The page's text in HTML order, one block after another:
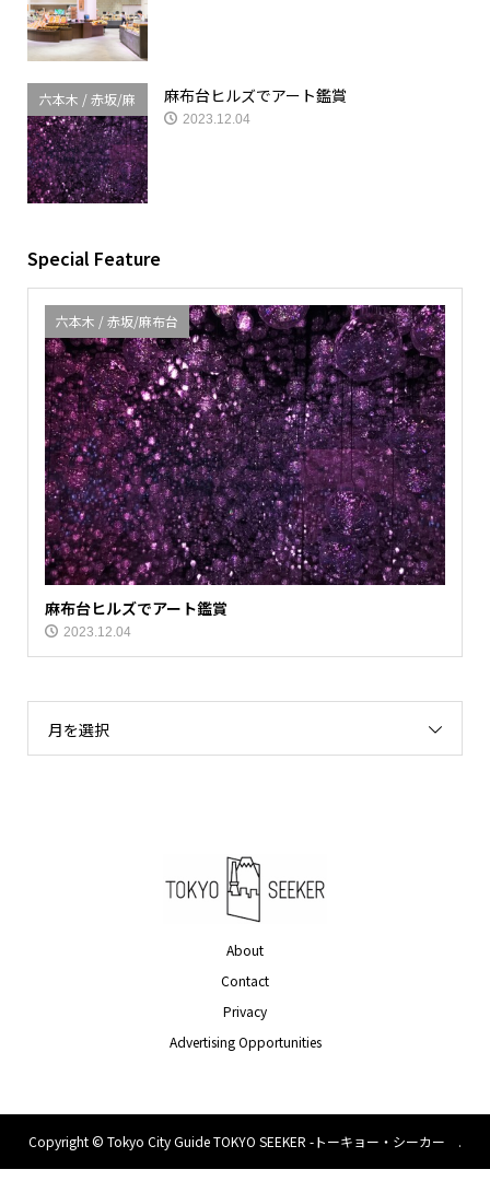
六本木 / 赤坂/麻
布台
麻布台ヒルズでアート鑑賞
2023.12.04
Special Feature
六本木 / 赤坂/麻布台
麻布台ヒルズでアート鑑賞
2023.12.04
月を選択
About
Contact
Privacy
Advertising Opportunities
Copyright © Tokyo City Guide TOKYO SEEKER -トーキョー・シーカー .